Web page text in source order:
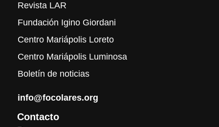
Revista LAR
Fundación Igino Giordani
Centro Mariápolis Loreto
Centro Mariápolis Luminosa
Boletín de noticias
info@focolares.org
Contacto